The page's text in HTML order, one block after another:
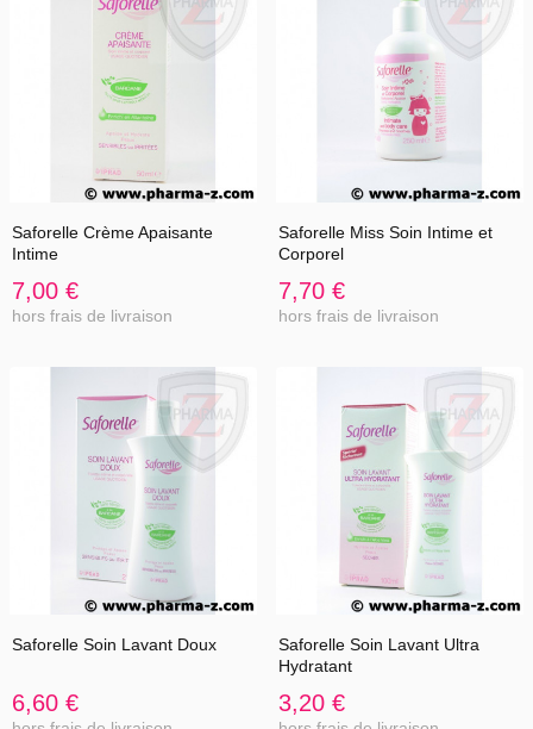
Saforelle Crème Apaisante
Intime
7,00 €
hors frais de livraison
Saforelle Miss Soin Intime et
Corporel
7,70 €
hors frais de livraison
Saforelle Soin Lavant Doux
6,60 €
Saforelle Soin Lavant Ultra
Hydratant
3,20 €